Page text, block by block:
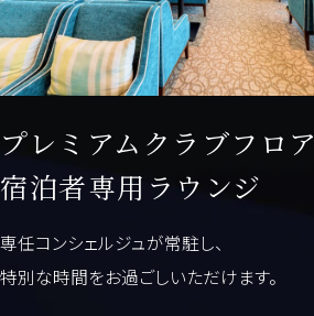
プレミアムクラブフロア
宿泊者専用ラウンジ
専任コンシェルジュが常駐し、
特別な時間をお過ごしいただけます。